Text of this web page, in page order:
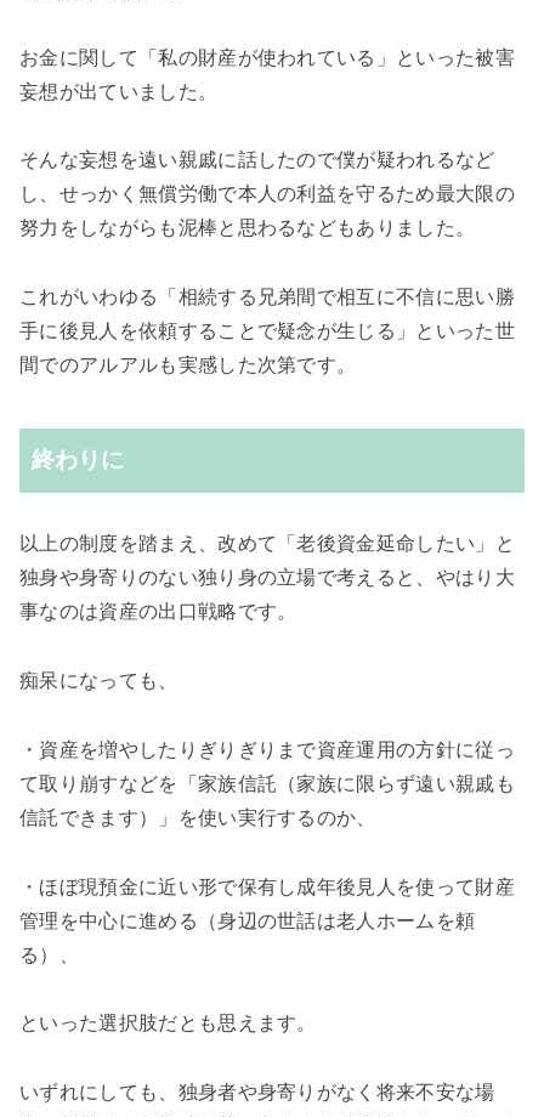
お金に関して「私の財産が使われている」といった被害
妄想が出ていました。
そんな妄想を遠い親戚に話したので僕が疑われるなど
し、せっかく無償労働で本人の利益を守るため最大限の
努力をしながらも泥棒と思わるなどもありました。
これがいわゆる「相続する兄弟間で相互に不信に思い勝
手に後見人を依頼することで疑念が生じる」といった世
間でのアルアルも実感した次第です。
終わりに
以上の制度を踏まえ、改めて「老後資金延命したい」と
独身や身寄りのない独り身の立場で考えると、やはり大
事なのは資産の出口戦略です。
痴呆になっても、
・資産を増やしたりぎりぎりまで資産運用の方針に従っ
て取り崩すなどを「家族信託（家族に限らず遠い親戚も
信託できます）」を使い実行するのか、
・ほぼ現預金に近い形で保有し成年後見人を使って財産
管理を中心に進める（身辺の世話は老人ホームを頼
る）、
といった選択肢だとも思えます。
いずれにしても、独身者や身寄りがなく将来不安な場